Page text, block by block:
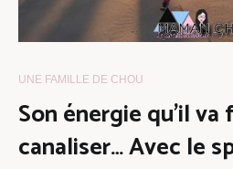
UNE FAMILLE DE CHOU
Son énergie qu’il
canaliser… Avec le